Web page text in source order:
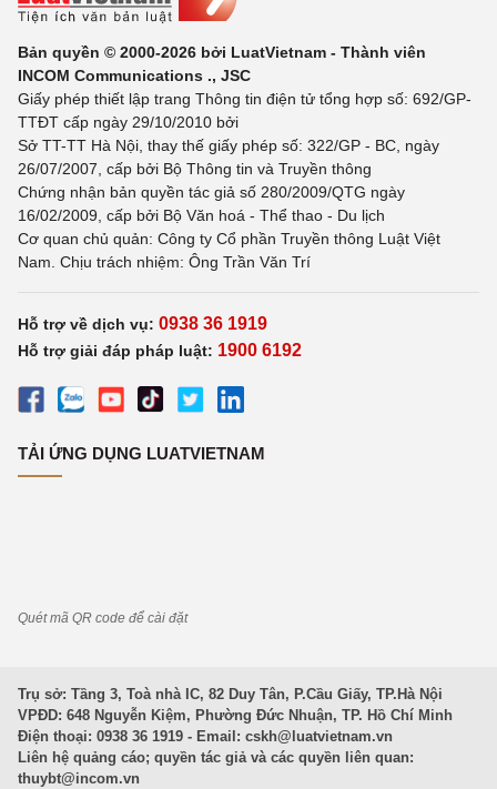
Bản quyền © 2000-2026 bởi LuatVietnam - Thành viên
INCOM Communications ., JSC
Giấy phép thiết lập trang Thông tin điện tử tổng hợp số: 692/GP-
TTĐT cấp ngày 29/10/2010 bởi
Sở TT-TT Hà Nội, thay thế giấy phép số: 322/GP - BC, ngày
26/07/2007, cấp bởi Bộ Thông tin và Truyền thông
Chứng nhận bản quyền tác giả số 280/2009/QTG ngày
16/02/2009, cấp bởi Bộ Văn hoá - Thể thao - Du lịch
Cơ quan chủ quản: Công ty Cổ phần Truyền thông Luật Việt
Nam. Chịu trách nhiệm: Ông Trần Văn Trí
Hỗ trợ về dịch vụ: 0938 36 1919
Hỗ trợ giải đáp pháp luật: 1900 6192
TẢI ỨNG DỤNG LUATVIETNAM
Quét mã QR code để cài đặt
Trụ sở: Tầng 3, Toà nhà IC, 82 Duy Tân, P.Cầu Giấy, TP.Hà Nội
VPĐD: 648 Nguyễn Kiệm, Phường Đức Nhuận, TP. Hồ Chí Minh
Điện thoại: 0938 36 1919 - Email: cskh@luatvietnam.vn
Liên hệ quảng cáo; quyền tác giả và các quyền liên quan:
thuybt@incom.vn